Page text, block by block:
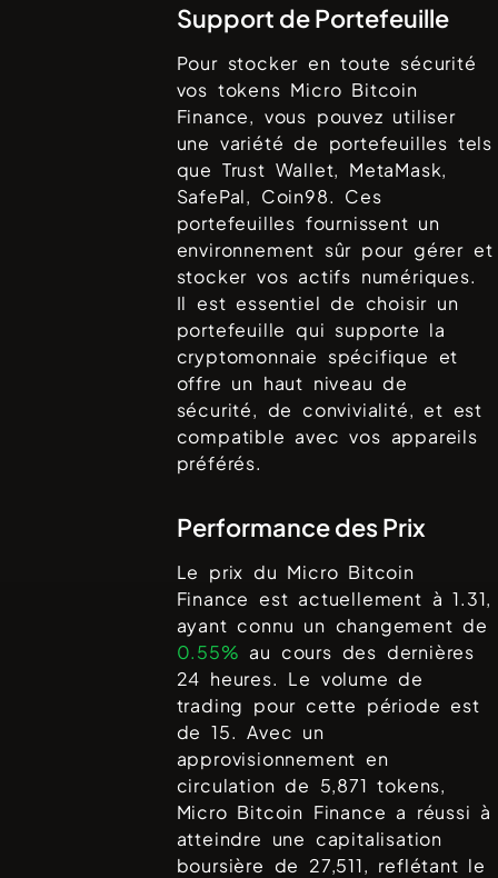
Support de Portefeuille
Pour stocker en toute sécurité
vos tokens Micro Bitcoin
Finance, vous pouvez utiliser
une variété de portefeuilles tels
que Trust Wallet, MetaMask,
SafePal, Coin98. Ces
portefeuilles fournissent un
environnement sûr pour gérer et
stocker vos actifs numériques.
Il est essentiel de choisir un
portefeuille qui supporte la
cryptomonnaie spécifique et
offre un haut niveau de
sécurité, de convivialité, et est
compatible avec vos appareils
préférés.
Performance des Prix
Le prix du Micro Bitcoin
Finance est actuellement à1.31,
ayant connu un changement de
0.55% au cours des dernières
24 heures. Le volume de
trading pour cette période est
de15. Avec un
approvisionnement en
circulation de 5,871tokens,
Micro Bitcoin Finance a réussi à
atteindre une capitalisation
boursière de 27,511, reflétant le